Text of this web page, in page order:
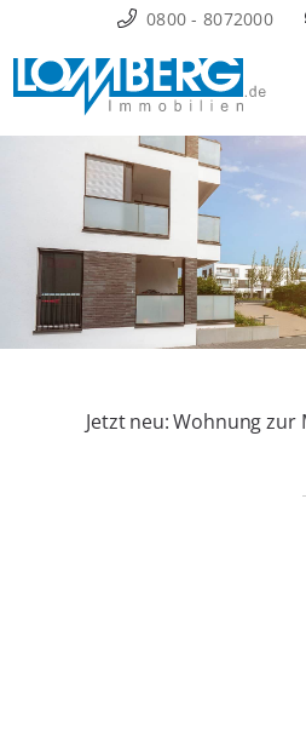
Inhalt
springen
0800 - 8072000
Jetzt neu: Wohnung zur